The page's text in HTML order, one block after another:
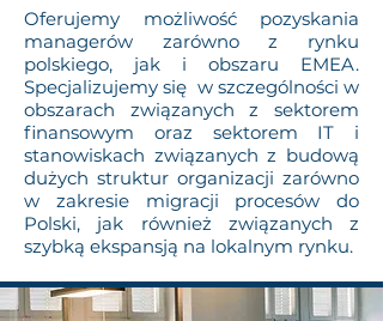
Oferujemy możliwość pozyskania
managerów zarówno z rynku
polskiego, jak i obszaru EMEA.
Specjalizujemy się w szczególności w
obszarach związanych z sektorem
finansowym oraz sektorem IT i
stanowiskach związanych z budową
dużych struktur organizacji zarówno
w zakresie migracji procesów do
Polski, jak również związanych z
szybką ekspansją na lokalnym rynku.